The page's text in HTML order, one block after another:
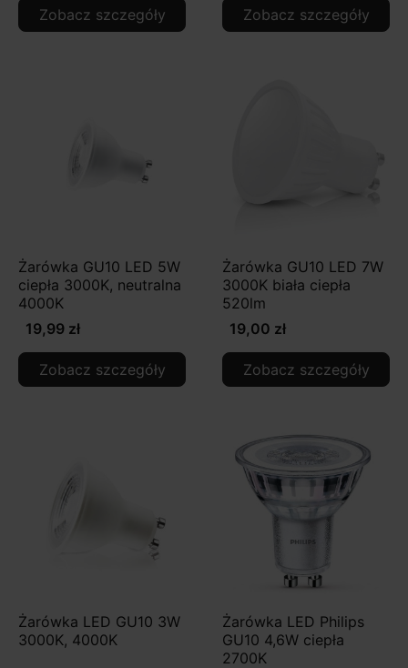
Zobacz szczegóły Zobacz szczegóły
Żarówka GU10 LED 5W
ciepła 3000K, neutralna
4000K
19,99 zł
Zobacz szczegóły
Żarówka GU10 LED 7W
3000K biała ciepła
520lm
19,00 zł
Zobacz szczegóły
Żarówka LED GU10 3W
3000K, 4000K
Żarówka LED Philips
GU10 4,6W ciepła
2700K